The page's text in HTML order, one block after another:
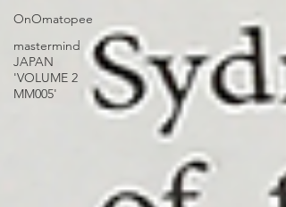
OnOmatopee
mastermind
JAPAN
'VOLUME 2
MM005'